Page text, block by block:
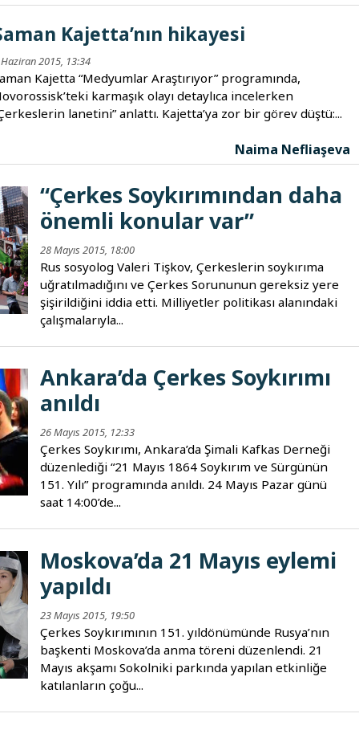
Kajetta’nın hikayesi
2015, 13:34
Kajetta “Medyumlar Araştırıyor” programında,
karmaşık olayı detaylıca incelerken
lanetini” anlattı. Kajetta’ya zor bir görev düştü:...
Naima Nefliaşeva
“Çerkes Soykırımından daha
önemli konular var”
28 Mayıs 2015, 18:00
Rus sosyolog Valeri Tişkov, Çerkeslerin soykırıma
uğratılmadığını ve Çerkes Sorununun gereksiz yere
şişirildiğini iddia etti. Milliyetler politikası alanındaki
çalışmalarıyla...
Ankara’da Çerkes Soykırımı
anıldı
26 Mayıs 2015, 12:33
Çerkes Soykırımı, Ankara’da Şimali Kafkas Derneği
düzenlediği “21 Mayıs 1864 Soykırım ve Sürgünün
151. Yılı” programında anıldı. 24 Mayıs Pazar günü
saat 14:00’de...
Moskova’da 21 Mayıs eylemi
yapıldı
23 Mayıs 2015, 19:50
Çerkes Soykırımının 151. yıldönümünde Rusya’nın
başkenti Moskova’da anma töreni düzenlendi. 21
Mayıs akşamı Sokolniki parkında yapılan etkinliğe
katılanların çoğu...